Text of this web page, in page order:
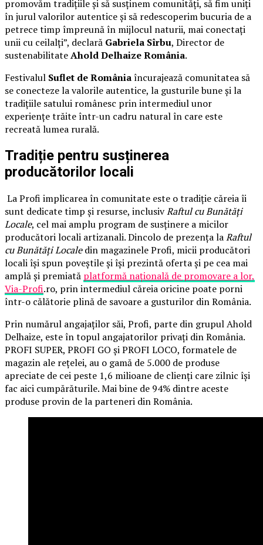
promovăm tradițiile și să susținem comunități, să fim uniți
în jurul valorilor autentice și să redescoperim bucuria de a
petrece timp împreună în mijlocul naturii, mai conectați
unii cu ceilalți”, declară Gabriela Sîrbu, Director de
sustenabilitateAhold Delhaize România.
Festivalul Suflet de Româniaîncurajează comunitatea să
se conecteze la valorile autentice, la gusturile bune și la
tradițiile satului românesc prin intermediul unor
experiențe trăite într-un cadru natural în care este
recreată lumea rurală.
Tradiție pentru susținerea
producătorilor locali
La Profi implicarea în comunitate este o tradiție căreia îi
sunt dedicate timp și resurse, inclusivRaftul cu Bunătăți
Locale, cel mai amplu program de susținere a micilor
producători locali artizanali. Dincolo de prezența laRaftul
cu Bunătăți Localedin magazinele Profi, micii producători
locali își spun poveștile și își prezintă oferta și pe cea mai
amplă și premiată platformă națională de promovare a lor,
Via-Profi.ro, prin intermediul căreia oricine poate porni
într-o călătorie plină de savoare a gusturilor din România.
Prin numărul angajaților săi, Profi, parte din grupul Ahold
Delhaize, este în topul angajatorilor privați din România.
PROFI SUPER, PROFI GO și PROFI LOCO, formatele de
magazin ale rețelei, au o gamă de 5.000 de produse
apreciate de cei peste 1,6 milioane de clienți care zilnic își
fac aici cumpărăturile. Mai bine de 94% dintre aceste
produse provin de la parteneri din România.